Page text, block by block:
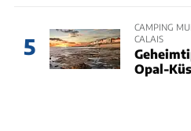
5
CAMPING
CALAIS
Opal-